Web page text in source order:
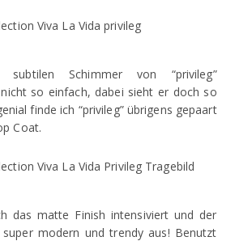
Schimmer von “privileg”
so einfach, dabei sieht er doch so
finde ich “privileg” übrigens gepaart
Coat.
das matte Finish intensiviert und der
modern und trendy aus! Benutzt